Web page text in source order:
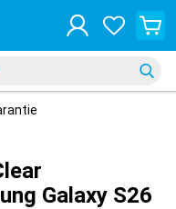
Galaxy S26